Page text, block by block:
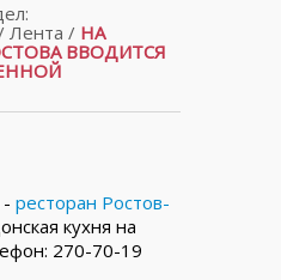
Лента / НА
ВВОДИТСЯ
- ресторан Ростов-
кухня на
270-70-19